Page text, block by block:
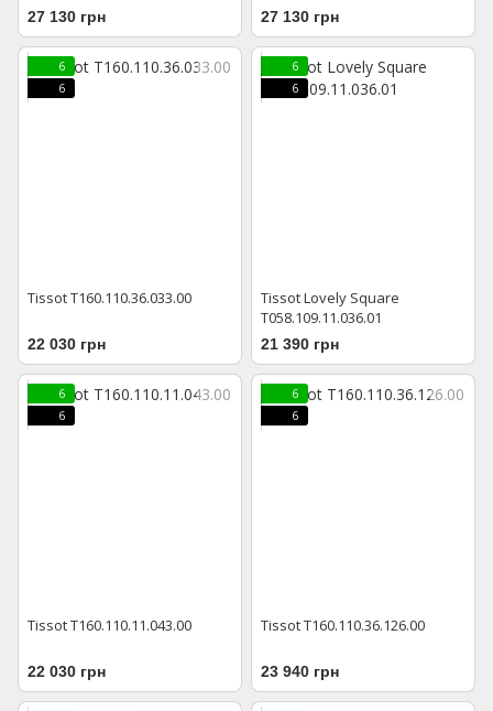
27 130 грн 27 130 грн
6
6
Tissot T160.110.36.033.00
22 030 грн
6
6
Tissot Lovely Square
T058.109.11.036.01
21 390 грн
6
6
Tissot T160.110.11.043.00
22 030 грн
6
6
Tissot T160.110.36.126.00
23 940 грн